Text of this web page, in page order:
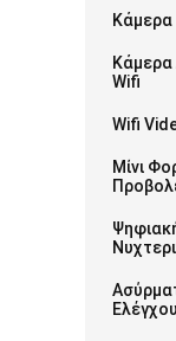
Κάμερα
Κάμερα
Wifi
Wifi
Μίνι